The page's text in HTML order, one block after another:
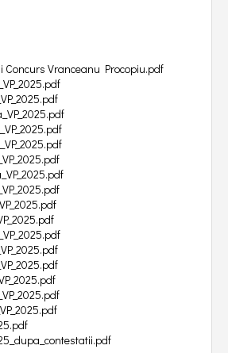
Concurs Vranceanu Procopiu.pdf